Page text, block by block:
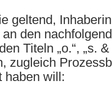
geltend,
den
Titeln „o.“, „s.
zugleich
haben will: